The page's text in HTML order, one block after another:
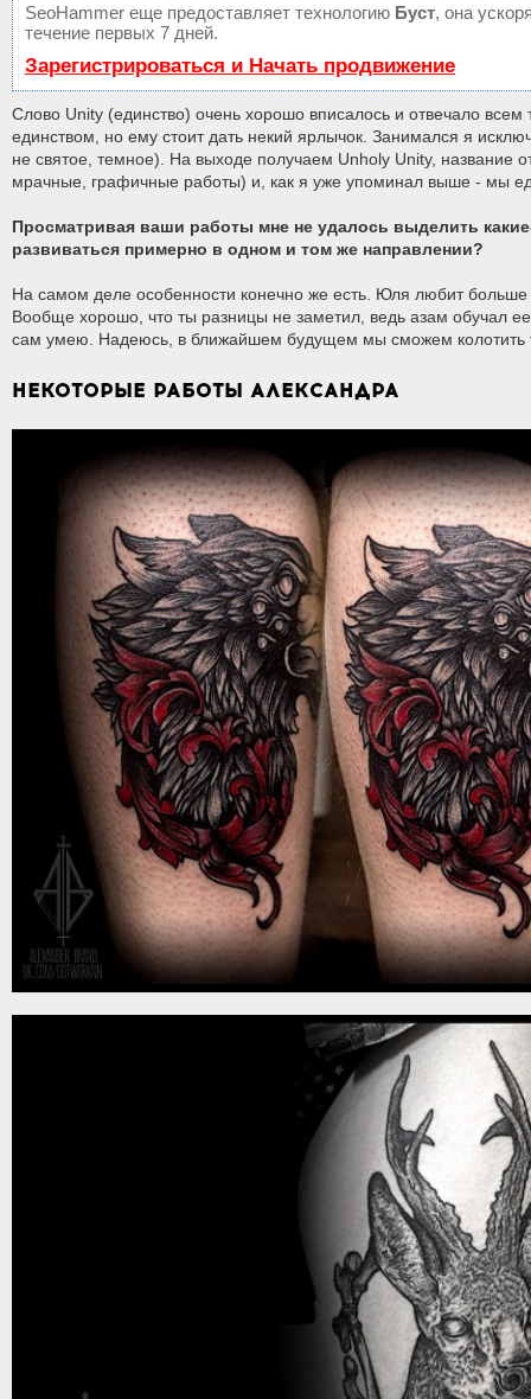
SeoHammer еще предоставляет технологию Буст, она
течение первых 7 дней.
Зарегистрироваться и Начать продвижение
Слово Unity (единство) очень хорошо вписалось и отвечало
единством, но ему стоит дать некий ярлычок. Занимался я
не святое, темное). На выходе получаем Unholy Unity, название
мрачные, графичные работы) и, как я уже упоминал выше - мы
Просматривая ваши работы мне не удалось выделить
развиваться примерно в одном и том же направлении?
На самом деле особенности конечно же есть. Юля любит
Вообще хорошо, что ты разницы не заметил, ведь азам обучал
сам умею. Надеюсь, в ближайшем будущем мы сможем колотить
НЕКОТОРЫЕ РАБОТЫ АЛЕКСАНДРА